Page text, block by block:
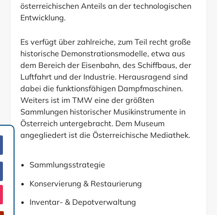
österreichischen Anteils an der technologischen
Entwicklung.
Es verfügt über zahlreiche, zum Teil recht große
historische Demonstrationsmodelle, etwa aus
dem Bereich der Eisenbahn, des Schiffbaus, der
Luftfahrt und der Industrie. Herausragend sind
dabei die funktionsfähigen Dampfmaschinen.
Weiters ist im TMW eine der größten
Sammlungen historischer Musikinstrumente in
Österreich untergebracht. Dem Museum
angegliedert ist die Österreichische Mediathek.
Sammlungsstrategie
Konservierung & Restaurierung
Inventar- & Depotverwaltung